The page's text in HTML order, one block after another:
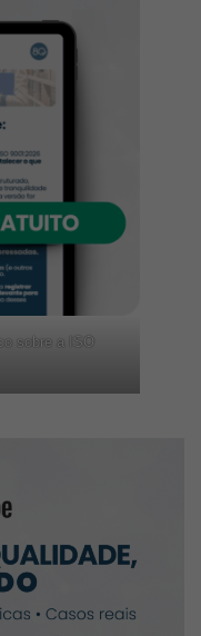
sobre a ISO